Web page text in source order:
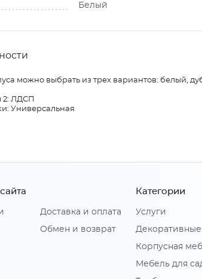
Белый
можно выбрать из трех вариантов: белый,
2: ЛДСП
Универсальная
Доставка и оплата
Обмен и возврат
Категории
Услуги
Корпусная
Мебель для